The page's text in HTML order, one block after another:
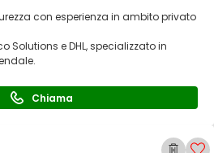
con esperienza in ambito privato
Solutions e DHL, specializzato in
Chiama